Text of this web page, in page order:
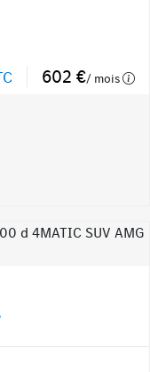
602 €/ mois